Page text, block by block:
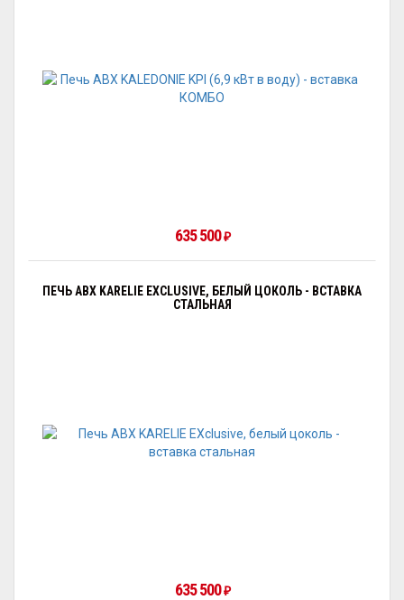
635 500₽
ПЕЧЬ ABX KARELIE EXCLUSIVE, БЕЛЫЙ ЦОКОЛЬ - ВСТАВКА
СТАЛЬНАЯ
635 500₽